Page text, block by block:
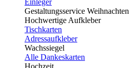
Einleger
Gestaltungsservice Weihnachten
Hochwertige Aufkleber
Tischkarten
Adressaufkleber
Wachssiegel
Alle Dankeskarten
Hochzeit